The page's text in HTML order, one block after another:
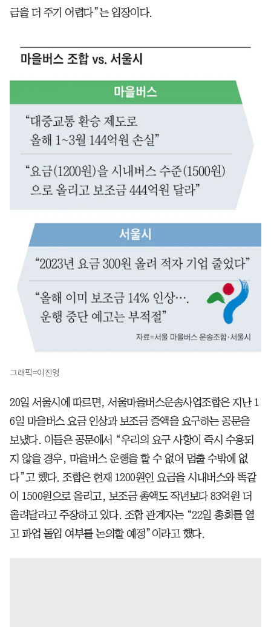
금을 더 주기 어렵다”는 입장이다.
그래픽=이진영
20일 서울시에 따르면, 서울마을버스운송사업조합은 지난 1
6일 마을버스 요금 인상과 보조금 증액을 요구하는 공문을
보냈다. 이들은 공문에서 “우리의 요구 사항이 즉시 수용되
지 않을 경우, 마을버스 운행을 할 수 없어 멈출 수밖에 없
다”고 했다. 조합은 현재 1200원인 요금을 시내버스와 똑같
이 1500원으로 올리고, 보조금 총액도 작년보다 83억원 더
올려달라고 주장하고 있다. 조합 관계자는 “22일 총회를 열
고 파업 돌입 여부를 논의할 예정”이라고 했다.